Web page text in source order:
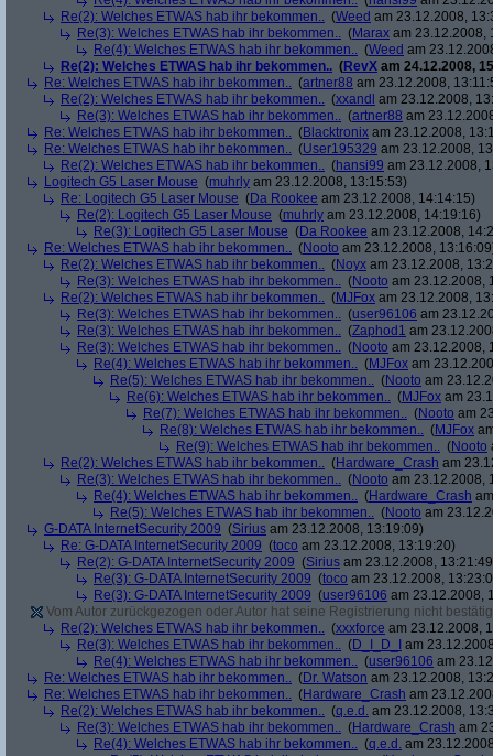
Re(2): Welches ETWAS hab ihr bekommen.. (Weed am 23.12.2008,
Re(3): Welches ETWAS hab ihr bekommen.. (Marax am 23.12.2008,
Re(4): Welches ETWAS hab ihr bekommen.. (Weed am
Re(2): Welches ETWAS hab ihr bekommen.. (RevX am 24.12.2008,
Re: Welches ETWAS hab ihr bekommen.. (artner88 am 23.12.2008,
Re(2): Welches ETWAS hab ihr bekommen.. (xxandl am 23.12.2008,
Re(3): Welches ETWAS hab ihr bekommen.. (artner88 am
Re: Welches ETWAS hab ihr bekommen.. (Blacktronix am 23.12.2008,
Re: Welches ETWAS hab ihr bekommen.. (User195329 am 23.12.2008,
Re(2): Welches ETWAS hab ihr bekommen.. (hansi99 am 23.12.2008,
Logitech G5 Laser Mouse (muhrly am 23.12.2008, 13:15:53)
Re: Logitech G5 Laser Mouse (Da Rookee am 23.12.2008, 14:14:15)
Re(2): Logitech G5 Laser Mouse (muhrly am 23.12.2008, 14:19:16)
Re(3): Logitech G5 Laser Mouse (Da Rookee am 23.12.2008,
Re: Welches ETWAS hab ihr bekommen.. (Nooto am 23.12.2008,
Re(2): Welches ETWAS hab ihr bekommen.. (Noyx am 23.12.2008,
Re(3): Welches ETWAS hab ihr bekommen.. (Nooto am 23.12.2008,
Re(2): Welches ETWAS hab ihr bekommen.. (MJFox am 23.12.2008,
Re(3): Welches ETWAS hab ihr bekommen.. (user96106 am
Re(3): Welches ETWAS hab ihr bekommen.. (Zaphod1 am
Re(3): Welches ETWAS hab ihr bekommen.. (Nooto am 23.12.2008,
Re(4): Welches ETWAS hab ihr bekommen.. (MJFox am
Re(5): Welches ETWAS hab ihr bekommen.. (Nooto am
Re(6): Welches ETWAS hab ihr bekommen.. (MJFox am
Re(7): Welches ETWAS hab ihr bekommen.. (Nooto am
Re(8): Welches ETWAS hab ihr bekommen.. (MJFox
Re(9): Welches ETWAS hab ihr bekommen.. (Nooto
Re(2): Welches ETWAS hab ihr bekommen.. (Hardware_Crash am
Re(3): Welches ETWAS hab ihr bekommen.. (Nooto am 23.12.2008,
Re(4): Welches ETWAS hab ihr bekommen.. (Hardware_Crash
Re(5): Welches ETWAS hab ihr bekommen.. (Nooto am
G-DATA InternetSecurity 2009 (Sirius am 23.12.2008, 13:19:09)
Re: G-DATA InternetSecurity 2009 (toco am 23.12.2008, 13:19:20)
Re(2): G-DATA InternetSecurity 2009 (Sirius am 23.12.2008,
Re(3): G-DATA InternetSecurity 2009 (toco am 23.12.2008,
Re(3): G-DATA InternetSecurity 2009 (user96106 am 23.12.2008,
Vom Autor zurückgezogen oder Autor hat seine Registrierung nicht
Re(2): Welches ETWAS hab ihr bekommen.. (xxxforce am 23.12.2008,
Re(3): Welches ETWAS hab ihr bekommen.. (D_I_D_I
am
Re(4): Welches ETWAS hab ihr bekommen.. (user96106 am
Re: Welches ETWAS hab ihr bekommen.. (Dr. Watson am 23.12.2008,
Re: Welches ETWAS hab ihr bekommen.. (Hardware_Crash am
Re(2): Welches ETWAS hab ihr bekommen.. (q.e.d. am 23.12.2008,
Re(3): Welches ETWAS hab ihr bekommen.. (Hardware_Crash am
Re(4): Welches ETWAS hab ihr bekommen.. (q.e.d. am